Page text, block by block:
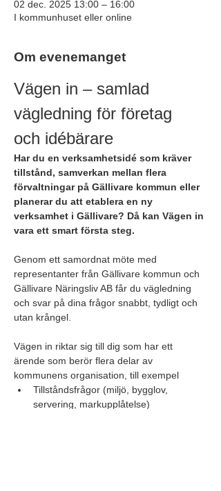
02 dec. 2025 13:00 – 16:00
I kommunhuset eller online
Om evenemanget
Vägen in – samlad
vägledning för företag
och idébärare
Har du en verksamhetsidé som kräver
tillstånd, samverkan mellan flera
förvaltningar på Gällivare kommun eller
planerar du att etablera en ny
verksamhet i Gällivare? Då kan Vägen in
vara ett smart första steg.
Genom ett samordnat möte med
representanter från Gällivare kommun och
Gällivare Näringsliv AB får du vägledning
och svar på dina frågor snabbt, tydligt och
utan krångel.
Vägen in riktar sig till dig som har ett
ärende som berör flera delar av
kommunens organisation, till exempel
Tillståndsfrågor (miljö, bygglov,
servering, markupplåtelse)